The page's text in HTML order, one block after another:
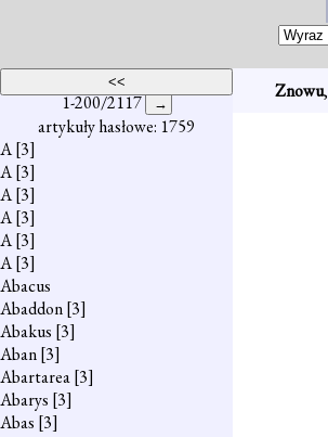
1-200/2117
artykuły hasłowe: 1759
A[3]
A[3]
A[3]
A[3]
A[3]
A[3]
Abacus
Abaddon[3]
Abakus [3]
Aban[3]
Abartarea[3]
Abarys [3]
Abas [3]
Znowu,